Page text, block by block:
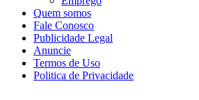
Quem somos
Fale Conosco
Publicidade Legal
Anuncie
Termos de Uso
Politica de Privacidade